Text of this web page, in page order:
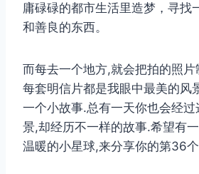
庸碌碌的都市生活里造梦，寻找
和善良的东西。
而每去一个地方,就会把拍的照
每套明信片都是我眼中最美的风
一个小故事.总有一天你也会经
景,却经历不一样的故事.希望有
温暖的小星球,来分享你的第36